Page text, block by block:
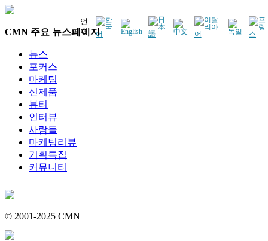
언
어
CMN 주요 뉴스페이지
뉴스
포커스
마케팅
신제품
뷰티
인터뷰
사람들
마케팅리뷰
기획특집
커뮤니티
© 2001-2025 CMN